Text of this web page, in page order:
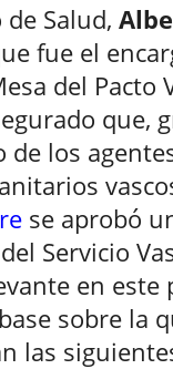
Salud,
fue el
del Pacto
que,
de los
se aprobó
Servicio
en este
sobre la
las